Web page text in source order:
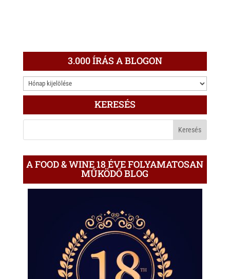
3.000 ÍRÁS A BLOGON
3.000
ÍRÁS
KERESÉS
A FOOD & WINE 18 ÉVE FOLYAMATOSAN
MŰKÖDŐ BLOG